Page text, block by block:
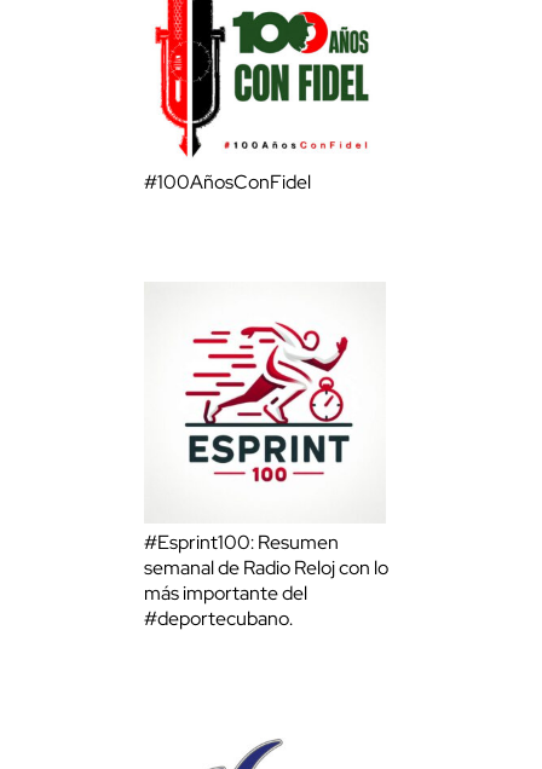
#100AñosConFidel
#Esprint100: Resumen
semanal de Radio Reloj con lo
más importante del
#deportecubano.